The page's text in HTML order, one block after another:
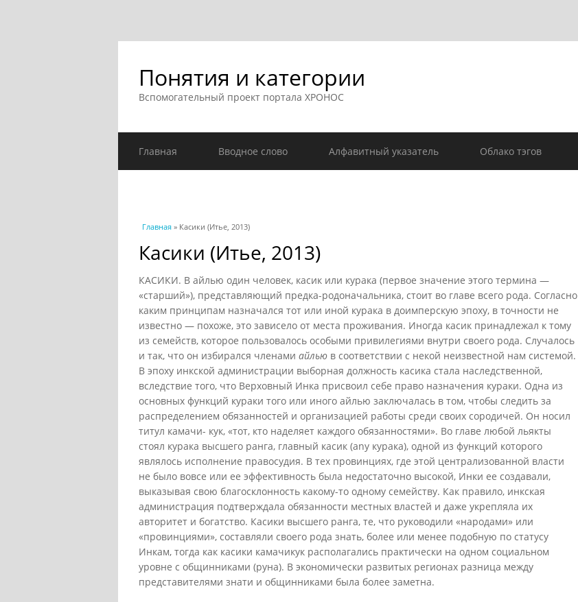
Понятия и категории
Вспомогательный проект портала ХРОНОС
Главная Вводное слово Алфавитный указатель Облако тэгов
Вы здесь
Главная » Касики (Итье, 2013)
Касики (Итье, 2013)
КАСИКИ. В айлью один человек, касик или курака (первое значение этого термина —
«старший»), представляющий предка-родоначальника, стоит во главе всего рода. Согласно
каким принципам назначался тот или иной курака в доимперскую эпоху, в точности не
известно — похоже, это зависело от места проживания. Иногда касик принадлежал к тому
из семейств, которое пользовалось особыми привилегиями внутри своего рода. Случалось
и так, что он избирался членами айлью в соответствии с некой неизвестной нам системой.
В эпоху инкской администрации выборная должность касика стала наследственной,
вследствие того, что Верховный Инка присвоил себе право назначения кураки. Одна из
основных функций кураки того или иного айлью заключалась в том, чтобы следить за
распределением обязанностей и организацией работы среди своих сородичей. Он носил
титул камачи- кук, «тот, кто наделяет каждого обязанностями». Во главе любой льякты
стоял курака высшего ранга, главный касик (any курака), одной из функций которого
являлось исполнение правосудия. В тех провинциях, где этой централизованной власти
не было вовсе или ее эффективность была недостаточно высокой, Инки ее создавали,
выказывая свою благосклонность какому-то одному семейству. Как правило, инкская
администрация подтверждала обязанности местных властей и даже укрепляла их
авторитет и богатство. Касики высшего ранга, те, что руководили «народами» или
«провинциями», составляли своего рода знать, более или менее подобную по статусу
Инкам, тогда как касики камачикук располагались практически на одном социальном
уровне с общинниками (руна). В экономически развитых регионах разница между
представителями знати и общинниками была более заметна.